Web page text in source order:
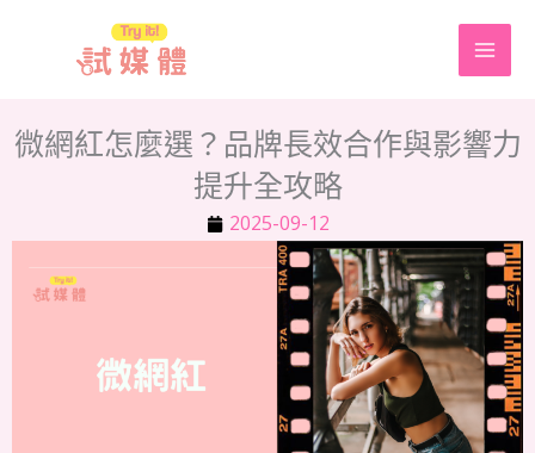
要微網紅怎麼選？品牌長效合作與影響力
提升全攻略
2025-09-12